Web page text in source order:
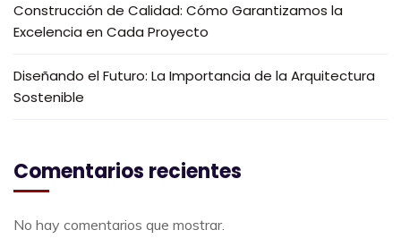
Construcción de Calidad: Cómo Garantizamos la
Excelencia en Cada Proyecto
Diseñando el Futuro: La Importancia de la Arquitectura
Sostenible
Comentarios recientes
No hay comentarios que mostrar.